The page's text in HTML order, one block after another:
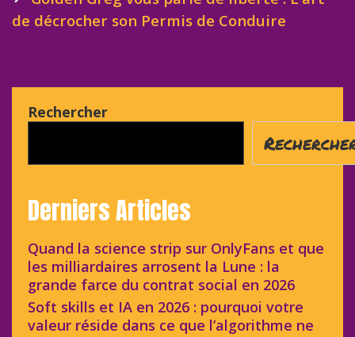
de décrocher son Permis de Conduire
Rechercher
Derniers Articles
Quand la science strip sur OnlyFans et que
les milliardaires arrosent la Lune : la
grande farce du contrat social en 2026
Soft skills et IA en 2026 : pourquoi votre
valeur réside dans ce que l’algorithme ne